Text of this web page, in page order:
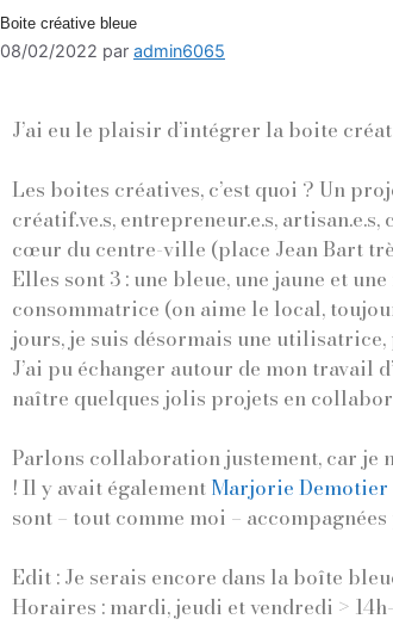
Boite créative bleue
08/02/2022 par admin6065
J’ai eu le plaisir d’intégrer la boite
Les boites créatives, c’est quoi ? Un
créatif.ve.s, entrepreneur.e.s,
cœur du centre-ville (place Jean Bart
Elles sont 3 : une bleue, une jaune et
consommatrice (on aime le local,
jours, je suis désormais une
J’ai pu échanger autour de mon
naître quelques jolis projets en
Parlons collaboration justement, car je
! Il y avait égalementMarjorie
sont – tout comme moi –
Edit : Je serais encore dans la boîte
Horaires : mardi, jeudi et vendredi >